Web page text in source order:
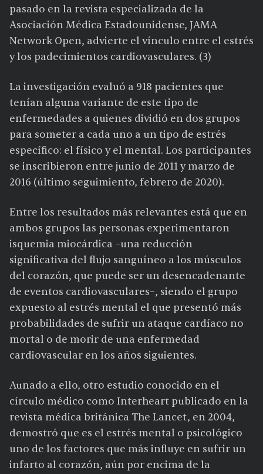
pasado en la revista especializada de la
Asociación Médica Estadounidense, JAMA
Network Open, advierte el vínculo entre el estrés
y los padecimientos cardiovasculares. (3)
La investigación evaluó a 918 pacientes que
tenían alguna variante de este tipo de
enfermedades a quienes dividió en dos grupos
para someter a cada uno a un tipo de estrés
específico: el físico y el mental. Los participantes
se inscribieron entre junio de 2011 y marzo de
2016 (último seguimiento, febrero de 2020).
Entre los resultados más relevantes está que en
ambos grupos las personas experimentaron
isquemia miocárdica –una reducción
significativa del flujo sanguíneo a los músculos
del corazón, que puede ser un desencadenante
de eventos cardiovasculares–, siendo el grupo
expuesto al estrés mental el que presentó más
probabilidades de sufrir un ataque cardíaco no
mortal o de morir de una enfermedad
cardiovascular en los años siguientes.
Aunado a ello, otro estudio conocido en el
círculo médico como Interheart publicado en la
revista médica británica The Lancet, en 2004,
demostró que es el estrés mental o psicológico
uno de los factores que más influye en sufrir un
infarto al corazón, aún por encima de la